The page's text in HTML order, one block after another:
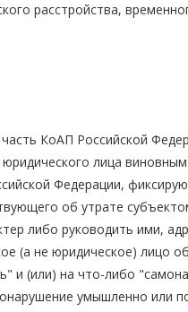
расстройства,
КоАП Российской
лица
Федерации,
об утрате
либо руководить ими,
(а не юридическое) лицо
и (или) на что-либо
умышленно или